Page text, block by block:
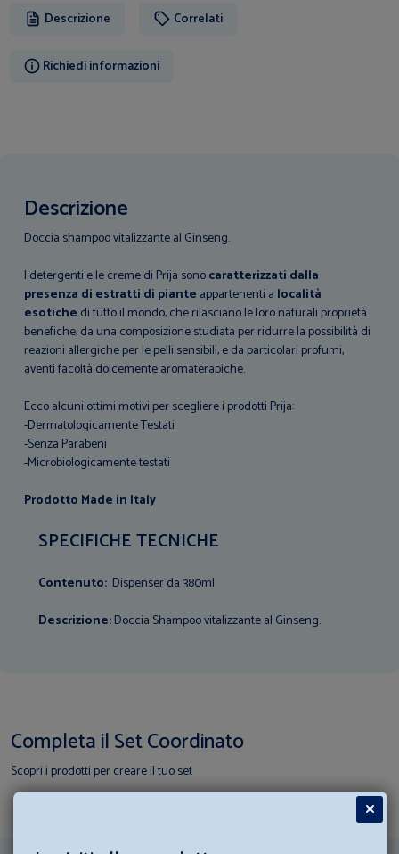
Descrizione Correlati
Richiedi informazioni
Descrizione
Doccia shampoo vitalizzante al Ginseng.
I detergenti e le creme di Prija sonocaratterizzati dalla
presenza di estratti di piante appartenenti a località
esotiche di tutto il mondo, che rilasciano le loro naturali proprietà
benefiche, da una composizione studiata per ridurre la possibilità di
reazioni allergiche per le pelli sensibili, e da particolari profumi,
aventi facoltà dolcemente aromaterapiche.
Ecco alcuni ottimi motivi per scegliere i prodotti Prija:
-Dermatologicamente Testati
-Senza Parabeni
-Microbiologicamente testati
Prodotto Made in Italy
SPECIFICHE TECNICHE
Contenuto: Dispenser da 380ml
Descrizione:Doccia Shampoo vitalizzante al Ginseng.
Completa il Set Coordinato
Scopri i prodotti per creare il tuo set